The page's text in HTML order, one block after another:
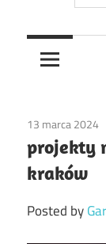
13 marca 2024
projekty
kraków
Posted by